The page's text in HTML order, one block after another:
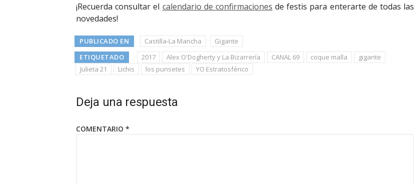
¡Recuerda consultar el calendario de confirmaciones de festis para enterarte de todas las
novedades!
PUBLICADO EN Castilla-La Mancha
Gigante
ETIQUETADO
2017 Alex O'Dogherty y La Bizarrería CANAL 69 coque malla
gigante
Julieta 21
Lichis los punsetes YO Estratosférico
Deja una respuesta
COMENTARIO *